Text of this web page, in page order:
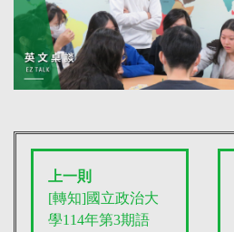
上一則
[轉知]國立政治大
學114年第3期語